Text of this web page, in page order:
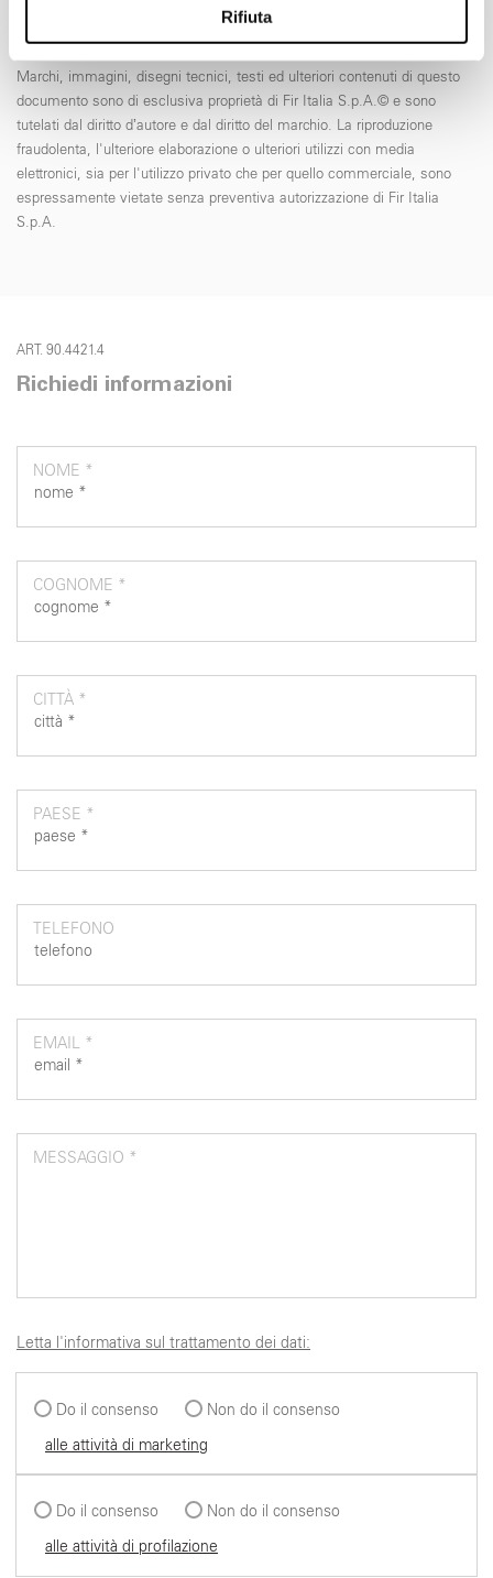
analizzare il nostro traffico. Condividiamo inoltre
informazioni sul modo in cui utilizza il nostro sito con i
nostri partner che si occupano di analisi dei dati web,
pubblicità e social media, i quali potrebbero combinarle
con altre informazioni che ha fornito loro o che hanno
raccolto dal suo utilizzo dei loro servizi.
Rifiuta
Marchi, immagini, disegni tecnici, testi ed ulteriori contenuti di questo
documento sono di esclusiva proprietà di Fir Italia S.p.A.© e sono
tutelati dal diritto d’autore e dal diritto del marchio. La riproduzione
fraudolenta, l'ulteriore elaborazione o ulteriori utilizzi con media
elettronici, sia per l'utilizzo privato che per quello commerciale, sono
espressamente vietate senza preventiva autorizzazione di Fir Italia
S.p.A.
ART. 90.4421.4
Richiedi informazioni
NOME *
COGNOME *
CITTÀ *
PAESE *
TELEFONO
EMAIL *
MESSAGGIO *
Letta l'informativa sul trattamento dei dati:
Do il consenso
Non do il consenso
alle attività di marketing
Do il consenso
Non do il consenso
alle attività di profilazione